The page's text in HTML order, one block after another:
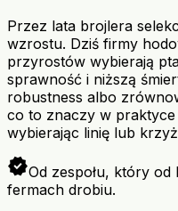
Przez lata brojlera
wzrostu. Dziś firmy
przyrostów wybierają
sprawność i niższą
robustness albo
co to znaczy w
wybierając linię lub
verifiedOd zespołu, który
fermach drobiu.